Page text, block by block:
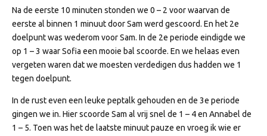
Na de eerste 10 minuten stonden we 0 – 2 voor waarvan de
eerste al binnen 1 minuut door Sam werd gescoord. En het 2e
doelpunt was wederom voor Sam. In de 2e periode eindigde we
op 1 – 3 waar Sofia een mooie bal scoorde. En we helaas even
vergeten waren dat we moesten verdedigen dus hadden we 1
tegen doelpunt.
In de rust even een leuke peptalk gehouden en de 3e periode
gingen we in. Hier scoorde Sam al vrij snel de 1 – 4 en Annabel de
1 – 5. Toen was het de laatste minuut pauze en vroeg ik wie er